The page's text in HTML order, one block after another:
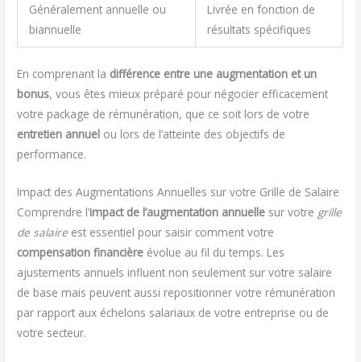
Généralement annuelle ou
biannuelle
Livrée en fonction de
résultats spécifiques
En comprenant la différence entre une augmentation et un
bonus, vous êtes mieux préparé pour négocier efficacement
votre package de rémunération, que ce soit lors de votre
entretien annuel ou lors de l’atteinte des objectifs de
performance.
Impact des Augmentations Annuelles sur votre Grille de Salaire
Comprendre l’impact de l’augmentation annuelle sur votre grille
de salaire est essentiel pour saisir comment votre
compensation financière évolue au fil du temps. Les
ajustements annuels influent non seulement sur votre salaire
de base mais peuvent aussi repositionner votre rémunération
par rapport aux échelons salariaux de votre entreprise ou de
votre secteur.